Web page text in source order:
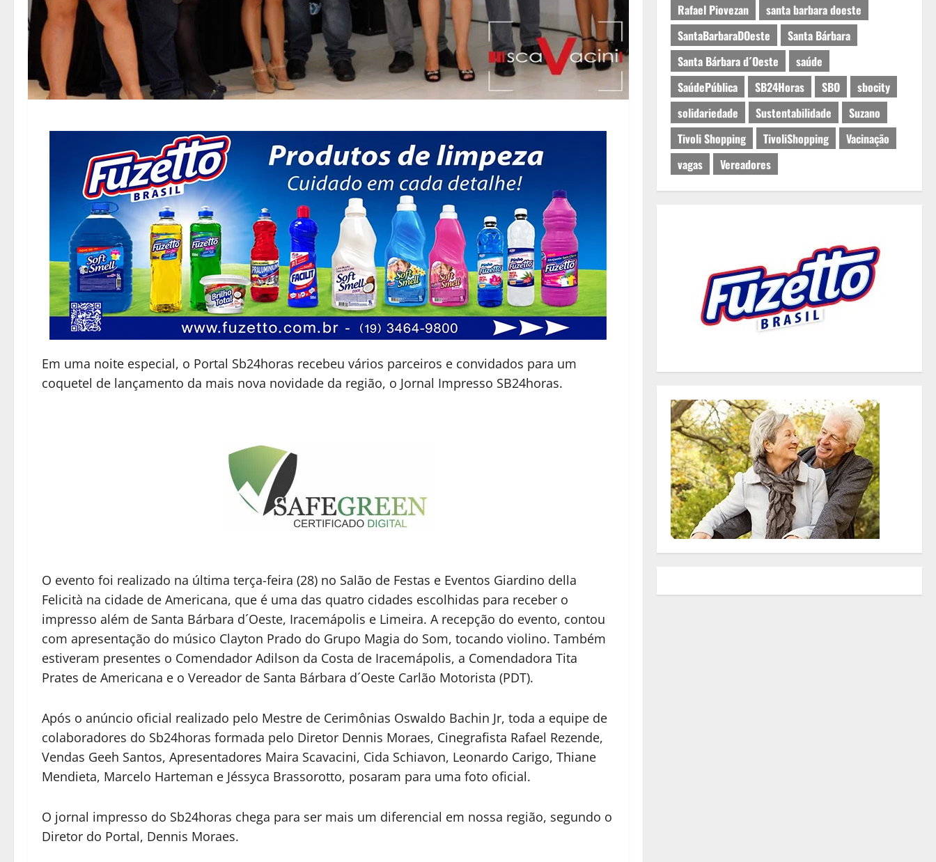
Em uma noite especial, o Portal Sb24horas recebeu vários parceiros e convidados para um
coquetel de lançamento da mais nova novidade da região, o Jornal Impresso SB24horas.
O evento foi realizado na última terça-feira (28) no Salão de Festas e Eventos Giardino della
Felicità na cidade de Americana, que é uma das quatro cidades escolhidas para receber o
impresso além de Santa Bárbara d´Oeste, Iracemápolis e Limeira. A recepção do evento, contou
com apresentação do músico Clayton Prado do Grupo Magia do Som, tocando violino. Também
estiveram presentes o Comendador Adilson da Costa de Iracemápolis, a Comendadora Tita
Prates de Americana e o Vereador de Santa Bárbara d´Oeste Carlão Motorista (PDT).
Após o anúncio oficial realizado pelo Mestre de Cerimônias Oswaldo Bachin Jr, toda a equipe de
colaboradores do Sb24horas formada pelo Diretor Dennis Moraes, Cinegrafista Rafael Rezende,
Vendas Geeh Santos, Apresentadores Maira Scavacini, Cida Schiavon, Leonardo Carigo, Thiane
Mendieta, Marcelo Harteman e Jéssyca Brassorotto, posaram para uma foto oficial.
O jornal impresso do Sb24horas chega para ser mais um diferencial em nossa região, segundo o
Diretor do Portal, Dennis Moraes.
Rafael Piovezan
santa barbara doeste
SantaBarbaraDOeste
Santa Bárbara
Santa Bárbara d´Oeste
saúde
SaúdePública
SB24Horas SBO
sbocity
solidariedade
Sustentabilidade
Suzano
Tivoli Shopping
TivoliShopping
Vacinação
vagas
Vereadores